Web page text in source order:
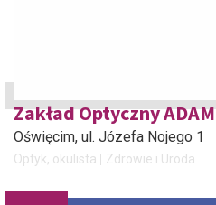
Zakład Optyczny ADAM
Oświęcim, ul. Józefa Nojego 1
Optyk, okulista Zdrowie i Uroda